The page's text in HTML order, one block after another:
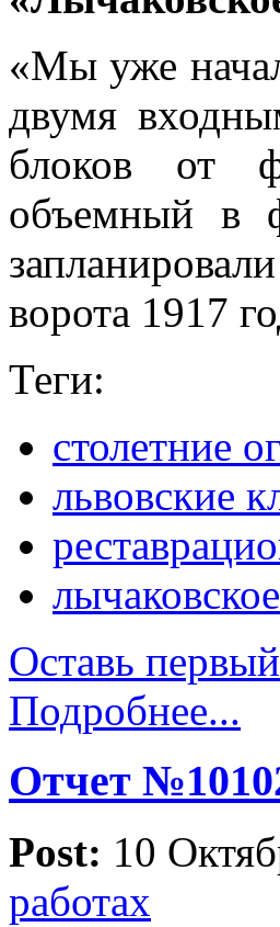
«Мы уже
двумя
блоков от
объемный в
ворота 1917
Теги:
столетние
львовские
Оставь
Подробнее...
Отчет
Post: 10
работах